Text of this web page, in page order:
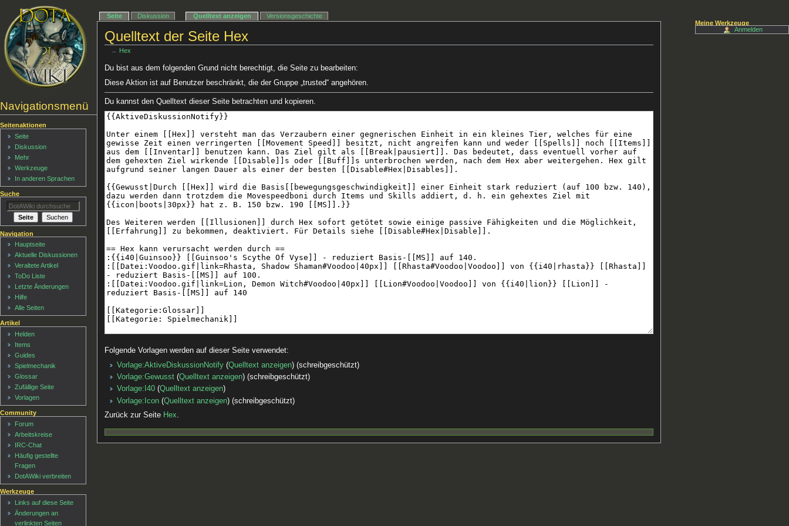
Quelltext der Seite Hex
← Hex
Du bist aus dem folgenden Grund nicht berechtigt, die Seite zu bearbeiten:
Diese Aktion ist auf Benutzer beschränkt, die der Gruppe „trusted“ angehören.
Du kannst den Quelltext dieser Seite betrachten und kopieren.
Folgende Vorlagen werden auf dieser Seite verwendet:
Vorlage:AktiveDiskussionNotify(Quelltext anzeigen) (schreibgeschützt)
Vorlage:Gewusst(Quelltext anzeigen) (schreibgeschützt)
Vorlage:I40(Quelltext anzeigen)
Vorlage:Icon(Quelltext anzeigen) (schreibgeschützt)
Zurück zur Seite Hex.
Navigationsmenü
Seite Diskussion Quelltext anzeigen Versionsgeschichte
Seitenaktionen
Seite
Diskussion
Mehr
Werkzeuge
In anderen Sprachen
Meine Werkzeuge
Anmelden
Suche
Navigation
Hauptseite
Aktuelle Diskussionen
Veraltete Artikel
ToDo Liste
Letzte Änderungen
Hilfe
Alle Seiten
Artikel
Helden
Items
Guides
Spielmechanik
Glossar
Zufällige Seite
Vorlagen
Community
Forum
Arbeitskreise
IRC-Chat
Häufig gestellte
Fragen
DotAWiki verbreiten
Werkzeuge
Links auf diese Seite
Änderungen an
verlinkten Seiten